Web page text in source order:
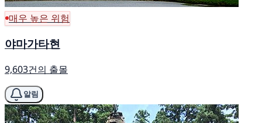
매우 높은 위험
야마가타현
9,603건의 출몰
알림